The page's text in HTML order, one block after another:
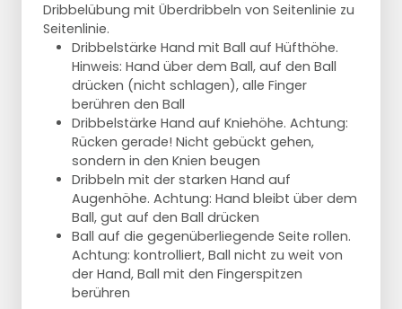
Übernimmt von Spieler 2
Spieler 2 dribbelt in Richtung Kegel a
Spieler 3 läuft auf Kegel a zu
Sobald ein Pass möglich ist, übergibt
Spieler 2 den Ball an Spieler 3
Spieler 2 übernimmt den Ball von Spieler
3
Spieler 3 dribbelt in Richtung Kegel b und
übergibt den Ball an Spieler 4, sobald dies
möglich ist.
Spieler 4 fordert den Ball unter dem Tor
und schließt ab.
Spieler 3 nimmt den Platz von Spieler 4
ein
Spieler 4 geht an der Seitenlinie entlang
zur Linie von Spieler 1 und dribbelt im
Dribbelübung mit Überdribbeln von Seitenlinie zu
Seitenlinie.
Dribbelstärke Hand mit Ball auf Hüfthöhe.
Hinweis: Hand über dem Ball, auf den Ball
drücken (nicht schlagen), alle Finger
berühren den Ball
Dribbelstärke Hand auf Kniehöhe. Achtung:
Rücken gerade! Nicht gebückt gehen,
sondern in den Knien beugen
Dribbeln mit der starken Hand auf
Augenhöhe. Achtung: Hand bleibt über dem
Ball, gut auf den Ball drücken
Ball auf die gegenüberliegende Seite rollen.
Achtung: kontrolliert, Ball nicht zu weit von
der Hand, Ball mit den Fingerspitzen
berühren